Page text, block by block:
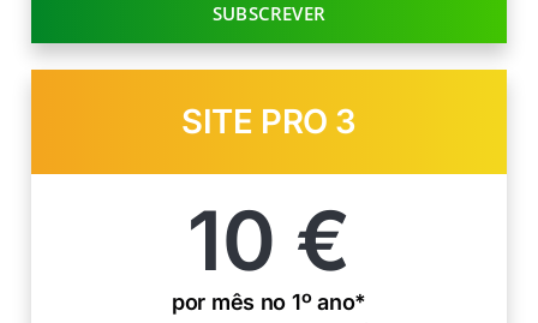
SUBSCREVER
SITE PRO 3
10 €
por mês no 1º ano*